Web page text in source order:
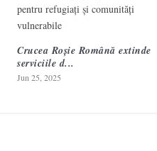
Crucea Roșie Română extinde
serviciile d...
Jun 25, 2025